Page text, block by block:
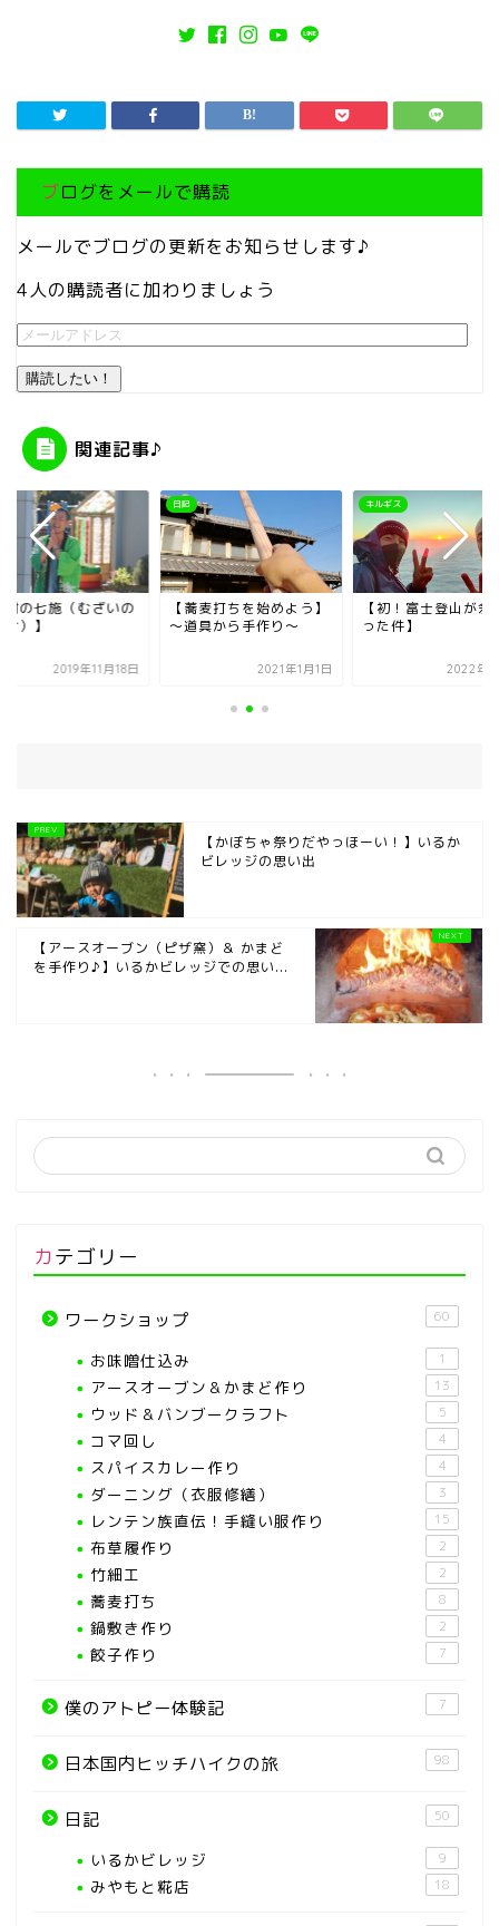
ブログをメールで購読
メールでブログの更新をお知らせします♪
4人の購読者に加わりましょう
購読したい！
関連記事♪
麦打ちを始めよう】
から手作り～
2021年1月1日
キルギス
【初！富士登山が余裕だ
った件】
2022年9月1日
日記
【無財の七施（むざ
しちせ）】
2019年11
【かぼちゃ祭りだやっほーい！】いるか
ビレッジの思い出
【アースオーブン（ピザ窯）＆ かまど
を手作り♪】いるかビレッジでの思い...
カテゴリー
ワークショップ 60
お味噌仕込み 1
アースオーブン＆かまど作り 13
ウッド＆バンブークラフト 5
コマ回し 4
スパイスカレー作り 4
ダーニング（衣服修繕） 3
レンテン族直伝！手縫い服作り 15
布草履作り 2
竹細工 2
蕎麦打ち 8
鍋敷き作り 2
餃子作り 7
僕のアトピー体験記 7
日本国内ヒッチハイクの旅 98
日記 50
いるかビレッジ 9
みやもと糀店 18